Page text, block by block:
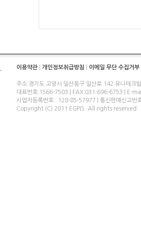
이용약관 개인정보취급방침 이메일 무단 수집거부
주소:경기도 고양시 일산동구 일산로 142 유니테크
대표번호:1566-7503 | FAX:031-696-6753 | E-
사업자등록번호 : 128-85-57977 | 통신판매신고번
Copyright (C) 2011 EGPIS. All rights reserved.